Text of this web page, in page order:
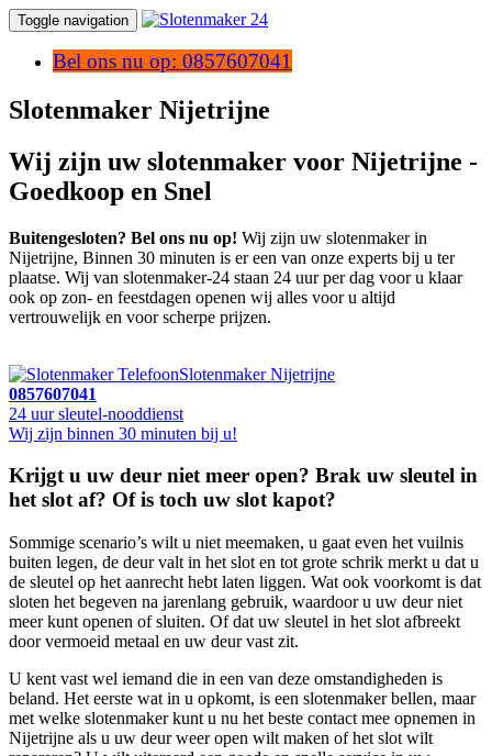
Toggle navigation
Bel ons nu op: 0857607041
Slotenmaker Nijetrijne
Wij zijn uw slotenmaker voor Nijetrijne -
Goedkoop en Snel
Buitengesloten? Bel ons nu op! Wij zijn uw slotenmaker in
Nijetrijne, Binnen 30 minuten is er een van onze experts bij u ter
plaatse. Wij van slotenmaker-24 staan 24 uur per dag voor u klaar
ook op zon- en feestdagen openen wij alles voor u altijd
vertrouwelijk en voor scherpe prijzen.
Slotenmaker Nijetrijne
0857607041
24 uur sleutel-nooddienst
Wij zijn binnen 30 minuten bij u!
Krijgt u uw deur niet meer open? Brak uw sleutel in
het slot af? Of is toch uw slot kapot?
Sommige scenario’s wilt u niet meemaken, u gaat even het vuilnis
buiten legen, de deur valt in het slot en tot grote schrik merkt u dat u
de sleutel op het aanrecht hebt laten liggen. Wat ook voorkomt is dat
sloten het begeven na jarenlang gebruik, waardoor u uw deur niet
meer kunt openen of sluiten. Of dat uw sleutel in het slot afbreekt
door vermoeid metaal en uw deur vast zit.
U kent vast wel iemand die in een van deze omstandigheden is
beland. Het eerste wat in u opkomt, is een slotenmaker bellen, maar
met welke slotenmaker kunt u nu het beste contact mee opnemen in
Nijetrijne als u uw deur weer open wilt maken of het slot wilt